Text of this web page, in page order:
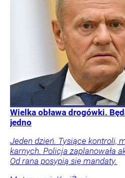
Wielka obława drogówki.
jedno
Jeden dzień. Tysiące kontroli,
karnych. Policja zaplanowała
Od rana posypią się mandaty.